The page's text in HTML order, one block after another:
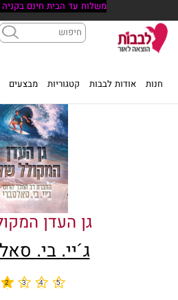
משלוח עד הבית חינם בקניה מעל
חנות אודות לבבות קטגוריות מבצעים
גן העדן
ג´יי. בי.